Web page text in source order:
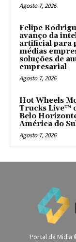
Agosto 7, 2026
Felipe
avanço da
artificial para
médias
soluções de
empresarial
Agosto 7, 2026
Hot Wheels
Trucks Live™
Belo
América do
Agosto 7, 2026
Portal da Midia